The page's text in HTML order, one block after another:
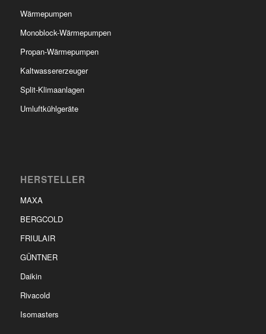
Wärmepumpen
Monoblock-Wärmepumpen
Propan-Wärmepumpen
Kaltwassererzeuger
Split-Klimaanlagen
Umluftkühlgeräte
HERSTELLER
MAXA
BERGCOLD
FRIULAIR
GÜNTNER
Daikin
Rivacold
Isomasters